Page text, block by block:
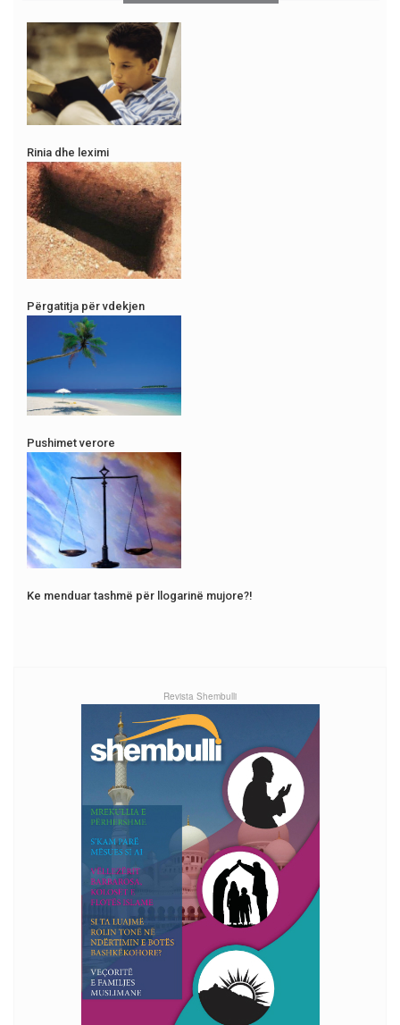
Rinia dhe leximi
Përgatitja për vdekjen
Pushimet verore
Ke menduar tashmë për llogarinë mujore?!
Revista Shembulli